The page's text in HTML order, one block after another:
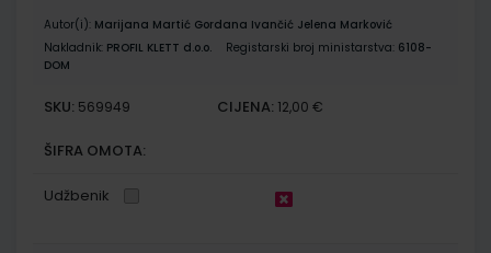
Autor(i): Marijana Martić Gordana Ivančić Jelena Marković
Nakladnik: PROFIL KLETT d.o.o. Registarski broj ministarstva: 6108-
DOM
SKU: 569949 CIJENA: 12,00 €
ŠIFRA OMOTA:
Udžbenik